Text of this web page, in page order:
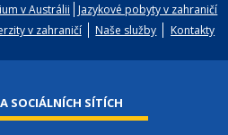
v Austrálii
Jazykové pobyty v zahraničí
v zahraničí Naše služby Kontakty
SOCIÁLNÍCH SÍTÍCH